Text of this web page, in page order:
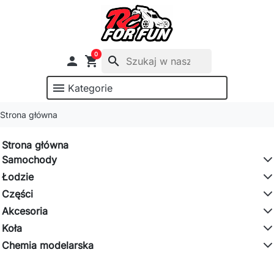
 shopping_cart
0
search
menu Kategorie
Strona główna
Strona główna
Samochody
Łodzie
Części
Akcesoria
Koła
Chemia modelarska